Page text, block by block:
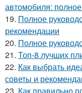
автомобиля:
19. Полное
рекомендации
20. Полное
21. Топ-8 лучших
22. Как выбрать
советы и